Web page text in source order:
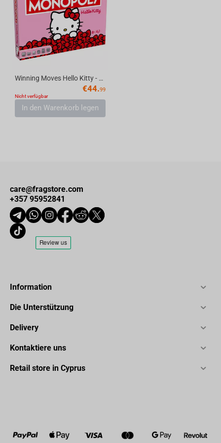
Winning Moves Hello Kitty - Monopoly English
€44.99
Nicht verfügbar
In den Warenkorb legen
care@fragstore.com
+357 95952841
Information
Die Unterstützung
Delivery
Kontaktiere uns
Retail store in Cyprus